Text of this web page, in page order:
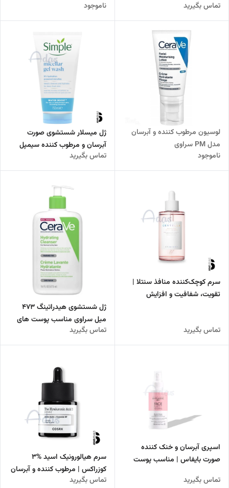
تماس بگیرید ناموجود
لوسیون مرطوب کننده و آبرسان
مدل PM سراوی
ناموجود
ژل میسلار شستشوی صورت
آبرسان و مرطوب کننده سیمپل
مدل ™Water Boost
تماس بگیرید
سرم کوچک‌کننده منافذ سنتلا |
تقویت، شفافیت و افزایش
تماس بگیرید
ژل شستشوی هیدراتینگ 473
میل سراوی مناسب پوست های
نرمال تا خشک
تماس بگیرید
اسپری آبرسان و خنک کننده
صورت بایفاس | مناسب پوست
تماس بگیرید
سرم هیالورونیک اسید %3
کوزراکس | مرطوب کننده و آبرسان
قوی پوست
تماس بگیرید